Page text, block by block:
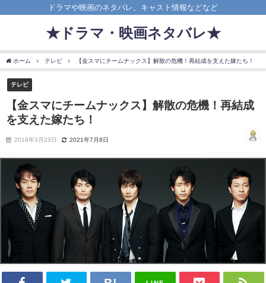
ドラマや映画のネタバレ、キャスト情報などなど
★ドラマ・映画ネタバレ★
ホーム テレビ 【金スマにチームナックス】解散の危機！再結成を支えた嫁たち！
テレビ
【金スマにチームナックス】解散の危機！再結成
を支えた嫁たち！
2018年3月23日 2021年7月8日